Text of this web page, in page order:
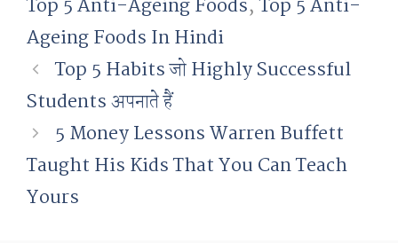
Top 5 Anti-Ageing Foods,Top 5 Anti-
Ageing Foods In Hindi
Top 5 Habits जो Highly Successful
Students अपनाते हैं
5 Money Lessons Warren Buffett
Taught His Kids That You Can Teach
Yours